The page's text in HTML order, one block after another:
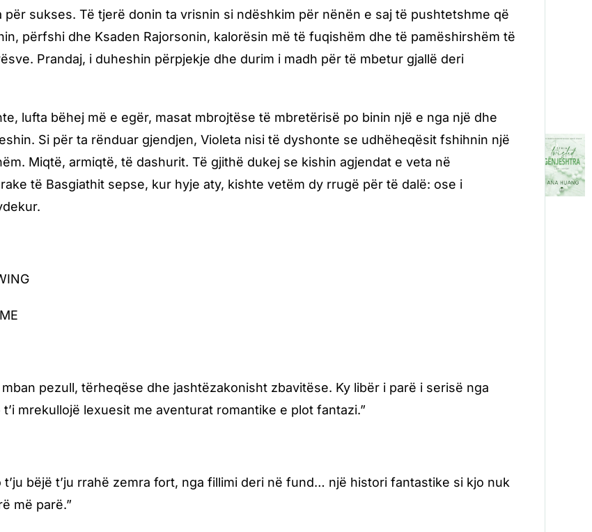
për sukses. Të tjerë donin ta vrisnin si ndëshkim për nënën e saj të pushtetshme që
përfshi dhe Ksaden Rajorsonin, kalorësin më të fuqishëm dhe të pamëshirshëm të
Prandaj, i duheshin përpjekje dhe durim i madh për të mbetur gjallë deri
lufta bëhej më e egër, masat mbrojtëse të mbretërisë po binin një e nga një dhe
Si për ta rënduar gjendjen, Violeta nisi të dyshonte se udhëheqësit fshihnin një
Miqtë, armiqtë, të dashurit. Të gjithë dukej se kishin agjendat e veta në
të Basgiathit sepse, kur hyje aty, kishte vetëm dy rrugë për të dalë: ose i
pezull, tërheqëse dhe jashtëzakonisht zbavitëse. Ky libër i parë i serisë nga
mrekullojë lexuesit me aventurat romantike e plot fantazi.”
t’ju bëjë t’ju rrahë zemra fort, nga fillimi deri në fund… një histori fantastike si kjo nuk
më parë.”